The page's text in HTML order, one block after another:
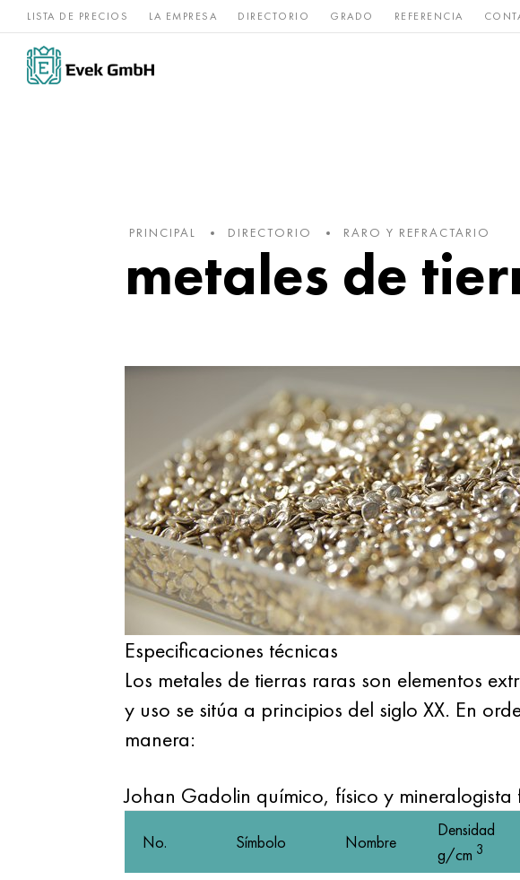
LISTA DE PRECIOS LA EMPRESA DIRECTORIO GRADO REFERENCIA
Aleaciones de
níquel
acero Raro y
PRINCIPAL DIRECTORIO RARO Y REFRACTARIO
metales de
Especificaciones técnicas
Los metales de tierras raras son elementos
y uso se sitúa a principios del siglo XX. En
manera:
Johan Gadolin químico, físico y mineralogista
No. Símbolo Nombre
Densidad
g/cm 3